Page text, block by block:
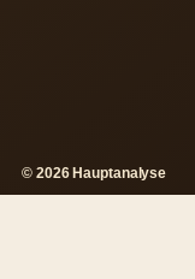
© 2026 Hauptanalyse